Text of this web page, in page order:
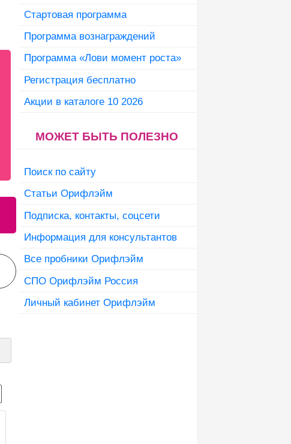
Стартовая программа
Программа вознаграждений
Программа «Лови момент роста»
Регистрация бесплатно
Акции в каталоге 10 2026
МОЖЕТ БЫТЬ ПОЛЕЗНО
Поиск по сайту
Статьи Орифлэйм
Подписка, контакты, соцсети
Информация для консультантов
Все пробники Орифлэйм
СПО Орифлэйм Россия
Личный кабинет Орифлэйм